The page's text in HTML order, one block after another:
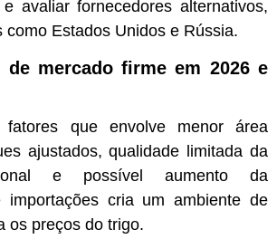
avaliar fornecedores alternativos,
como Estados Unidos e Rússia.
de mercado firme em 2026 e
que envolve menor área
ajustados, qualidade limitada da
e possível aumento da
importações cria um ambiente de
os preços do trigo.